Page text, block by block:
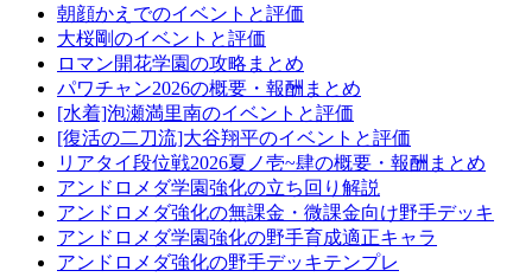
朝顔かえでのイベントと評価
大桜剛のイベントと評価
ロマン開花学園の攻略まとめ
パワチャン2026の概要・報酬まとめ
[水着]泡瀬満里南のイベントと評価
[復活の二刀流]大谷翔平のイベントと評価
リアタイ段位戦2026夏ノ壱~肆の概要・報酬まとめ
アンドロメダ学園強化の立ち回り解説
アンドロメダ強化の無課金・微課金向け野手デッキ
アンドロメダ学園強化の野手育成適正キャラ
アンドロメダ強化の野手デッキテンプレ